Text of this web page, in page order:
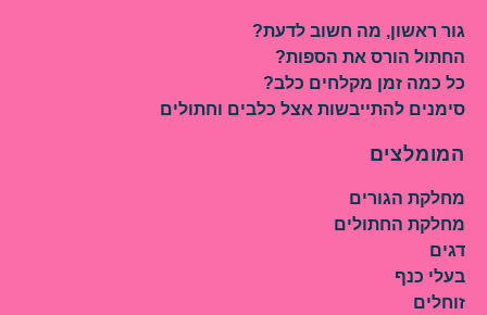
גור ראשון, מה חשוב לדעת?
החתול הורס את הספות?
כל כמה זמן מקלחים כלב?
סימנים להתייבשות אצל כלבים וחתולים
המומלצים
מחלקת הגורים
מחלקת החתולים
דגים
בעלי כנף
זוחלים